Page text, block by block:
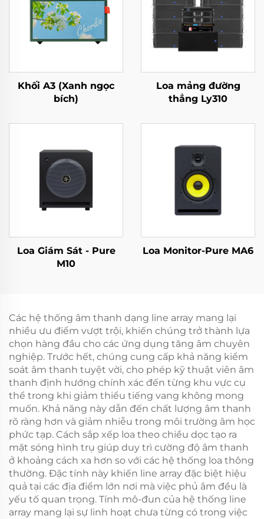
Khối A3 (Xanh ngọc
bích)
Loa mảng đường
thẳng Ly310
Loa Giám Sát - Pure
M10
Loa Monitor-Pure MA6
Các hệ thống âm thanh dạng line array mang lại
nhiều ưu điểm vượt trội, khiến chúng trở thành lựa
chọn hàng đầu cho các ứng dụng tăng âm chuyên
nghiệp. Trước hết, chúng cung cấp khả năng kiểm
soát âm thanh tuyệt vời, cho phép kỹ thuật viên âm
thanh định hướng chính xác đến từng khu vực cụ
thể trong khi giảm thiểu tiếng vang không mong
muốn. Khả năng này dẫn đến chất lượng âm thanh
rõ ràng hơn và giảm nhiễu trong môi trường âm học
phức tạp. Cách sắp xếp loa theo chiều dọc tạo ra
mặt sóng hình trụ giúp duy trì cường độ âm thanh
ở khoảng cách xa hơn so với các hệ thống loa thông
thường. Đặc tính này khiến line array đặc biệt hiệu
quả tại các địa điểm lớn nơi mà việc phủ âm đều là
yếu tố quan trọng. Tính mô-đun của hệ thống line
array mang lại sự linh hoạt chưa từng có trong việc